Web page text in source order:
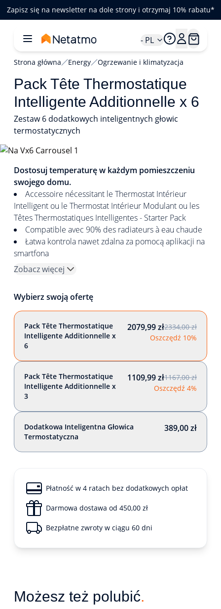
Zapisz się na newsletter na dole strony i otrzymaj 10% rabatu*
- PL
Strona główna Energy Ogrzewanie i klimatyzacja
Pack Tête Thermostatique
Intelligente Additionnelle x 6
Zestaw 6 dodatkowych inteligentnych głowic
termostatycznych
Dostosuj temperaturę w każdym pomieszczeniu
swojego domu.
Accessoire nécessitant le Thermostat Intérieur
Intelligent ou le Thermostat Intérieur Modulant ou les
Têtes Thermostatiques Intelligentes - Starter Pack
Compatible avec 90% des radiateurs à eau chaude
Łatwa kontrola nawet zdalna za pomocą aplikacji na
smartfona
Zobacz więcej
Wybierz swoją ofertę
Pack Tête Thermostatique
Intelligente Additionnelle x
6
2079,99 zł2334,00 zł
Oszczędź 10%
Pack Tête Thermostatique
Intelligente Additionnelle x
3
1109,99 zł1167,00 zł
Oszczędź 4%
Dodatkowa Inteligentna Głowica
Termostatyczna
389,00 zł
Płatność w 4 ratach bez dodatkowych opłat
Darmowa dostawa od 450,00 zł
Bezpłatne zwroty w ciągu 60 dni
Możesz też polubić.